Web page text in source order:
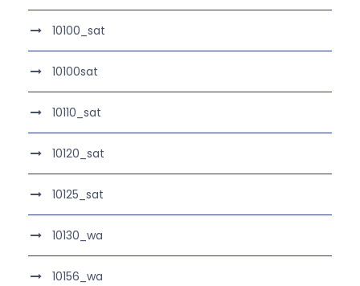
10100_sat
10100sat
10110_sat
10120_sat
10125_sat
10130_wa
10156_wa